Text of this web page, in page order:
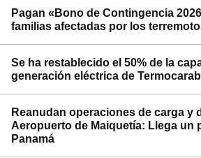
Pagan «Bono de Contingencia
familias afectadas por los
Se ha restablecido el 50% de la
generación eléctrica de
Reanudan operaciones de carga y
Aeropuerto de Maiquetía: Llega un
Panamá